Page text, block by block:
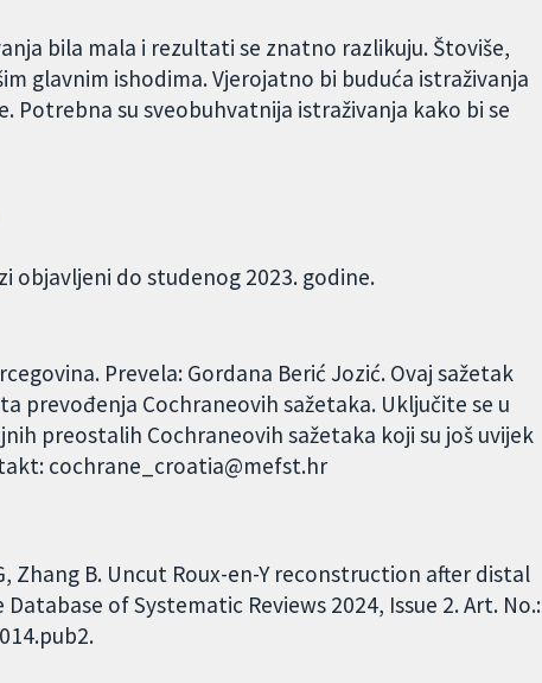
bila mala i rezultati se znatno razlikuju. Štoviše,
glavnim ishodima. Vjerojatno bi buduća istraživanja
Potrebna su sveobuhvatnija istraživanja kako bi se
objavljeni do studenog 2023. godine.
Prevela: Gordana Berić Jozić. Ovaj sažetak
prevođenja Cochraneovih sažetaka. Uključite se u
preostalih Cochraneovih sažetaka koji su još uvijek
cochrane_croatia@mefst.hr
Zhang B. Uncut Roux-en-Y reconstruction after distal
of Systematic Reviews 2024, Issue 2. Art. No.: